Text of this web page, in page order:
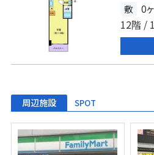
敷 0
12階 /
周辺施設 SPOT